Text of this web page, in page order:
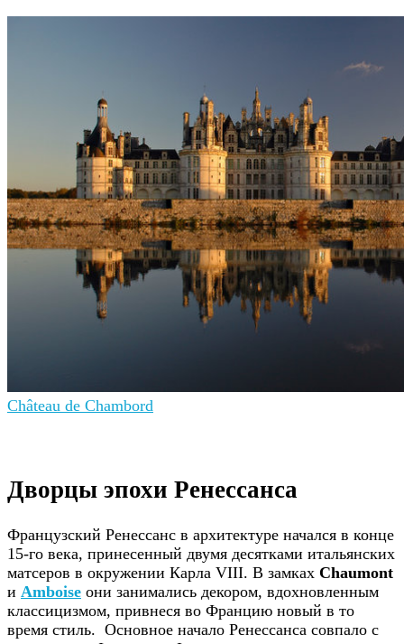
Château de Chambord
Дворцы эпохи Ренессанса
Французский Ренессанс в архитектуре начался в конце
15-го века, принесенный двумя десятками итальянских
матсеров в окружении Карла VIII. В замках Chaumont
и Amboise они занимались декором, вдохновленным
классицизмом, привнеся во Францию новый в то
время стиль. Основное начало Ренессанса совпало с